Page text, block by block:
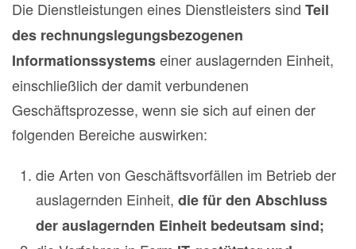
Die Dienstleistungen eines Dienstleisters sind Teil
des rechnungslegungsbezogenen
Informationssystemseiner auslagernden Einheit,
einschließlich der damit verbundenen
Geschäftsprozesse, wenn sie sich auf einen der
folgenden Bereiche auswirken:
die Arten von Geschäftsvorfällen im Betrieb der
auslagernden Einheit, die für den Abschluss
der auslagernden Einheit bedeutsam sind;